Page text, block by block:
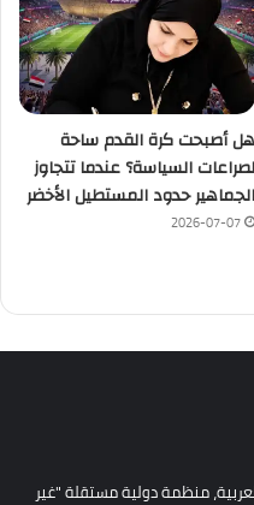
هل أصبحت كرة القدم ساحة
لصراعات السياسة؟ عندما تتجاوز
الجماهير حدود المستطيل الأخضر
2026-07-07
منظمة دولية مستقلة "غير